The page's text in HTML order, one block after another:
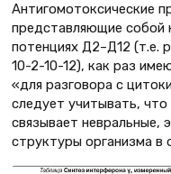
Антигомотоксические
представляющие собой
потенциях Д2–Д12 (т.е.
10-2-10-12), как раз
«для разговора с
следует учитывать,
связывает невральные,
структуры организма в